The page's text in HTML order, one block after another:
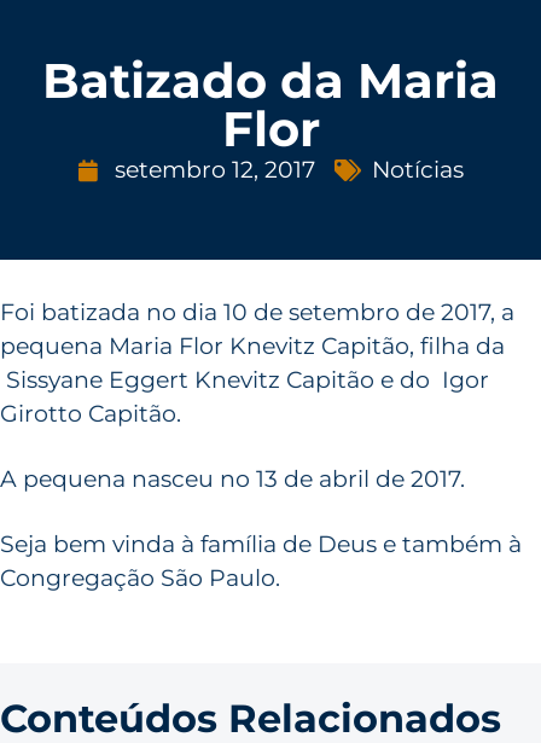
Batizado da Maria
Flor
setembro 12, 2017 Notícias
Foi batizada no dia 10 de setembro de 2017, a
pequena Maria Flor Knevitz Capitão, filha da
Sissyane Eggert Knevitz Capitão e do Igor
Girotto Capitão.
A pequena nasceu no 13 de abril de 2017.
Seja bem vinda à família de Deus e também à
Congregação São Paulo.
Conteúdos Relacionados